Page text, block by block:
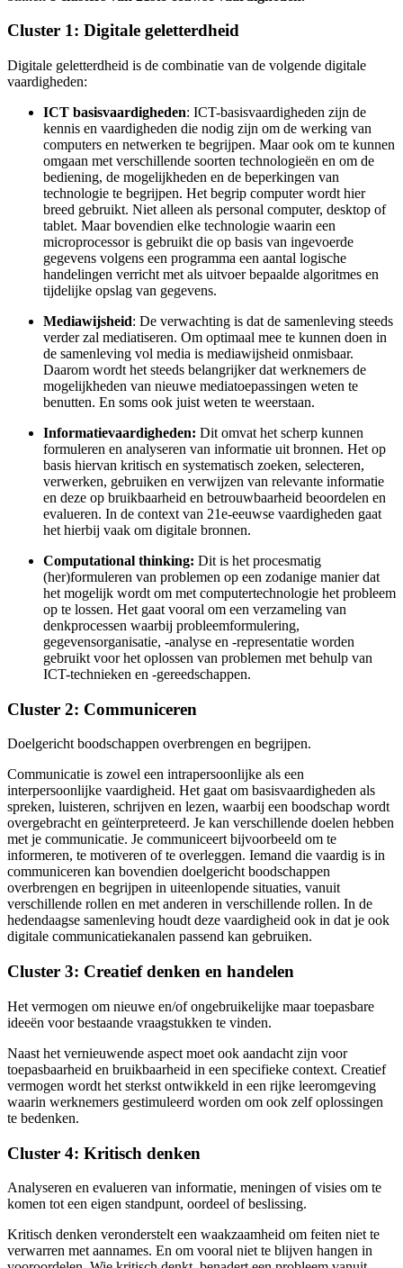
Cluster 1: Digitale geletterdheid
Digitale geletterdheid is de combinatie van de volgende digitale
vaardigheden:
ICT basisvaardigheden: ICT-basisvaardigheden zijn de
kennis en vaardigheden die nodig zijn om de werking van
computers en netwerken te begrijpen. Maar ook om te kunnen
omgaan met verschillende soorten technologieën en om de
bediening, de mogelijkheden en de beperkingen van
technologie te begrijpen. Het begrip computer wordt hier
breed gebruikt. Niet alleen als personal computer, desktop of
tablet. Maar bovendien elke technologie waarin een
microprocessor is gebruikt die op basis van ingevoerde
gegevens volgens een programma een aantal logische
handelingen verricht met als uitvoer bepaalde algoritmes en
tijdelijke opslag van gegevens.
Mediawijsheid: De verwachting is dat de samenleving steeds
verder zal mediatiseren. Om optimaal mee te kunnen doen in
de samenleving vol media is mediawijsheid onmisbaar.
Daarom wordt het steeds belangrijker dat werknemers de
mogelijkheden van nieuwe mediatoepassingen weten te
benutten. En soms ook juist weten te weerstaan.
Informatievaardigheden: Dit omvat het scherp kunnen
formuleren en analyseren van informatie uit bronnen. Het op
basis hiervan kritisch en systematisch zoeken, selecteren,
verwerken, gebruiken en verwijzen van relevante informatie
en deze op bruikbaarheid en betrouwbaarheid beoordelen en
evalueren. In de context van 21e-eeuwse vaardigheden gaat
het hierbij vaak om digitale bronnen.
Computational thinking: Dit is het procesmatig
(her)formuleren van problemen op een zodanige manier dat
het mogelijk wordt om met computertechnologie het probleem
op te lossen. Het gaat vooral om een verzameling van
denkprocessen waarbij probleemformulering,
gegevensorganisatie, -analyse en -representatie worden
gebruikt voor het oplossen van problemen met behulp van
ICT-technieken en -gereedschappen.
Cluster 2: Communiceren
Doelgericht boodschappen overbrengen en begrijpen.
Communicatie is zowel een intrapersoonlijke als een
interpersoonlijke vaardigheid. Het gaat om basisvaardigheden als
spreken, luisteren, schrijven en lezen, waarbij een boodschap wordt
overgebracht en geïnterpreteerd. Je kan verschillende doelen hebben
met je communicatie. Je communiceert bijvoorbeeld om te
informeren, te motiveren of te overleggen. Iemand die vaardig is in
communiceren kan bovendien doelgericht boodschappen
overbrengen en begrijpen in uiteenlopende situaties, vanuit
verschillende rollen en met anderen in verschillende rollen. In de
hedendaagse samenleving houdt deze vaardigheid ook in dat je ook
digitale communicatiekanalen passend kan gebruiken.
Cluster 3: Creatief denken en handelen
Het vermogen om nieuwe en/of ongebruikelijke maar toepasbare
ideeën voor bestaande vraagstukken te vinden.
Naast het vernieuwende aspect moet ook aandacht zijn voor
toepasbaarheid en bruikbaarheid in een specifieke context. Creatief
vermogen wordt het sterkst ontwikkeld in een rijke leeromgeving
waarin werknemers gestimuleerd worden om ook zelf oplossingen
te bedenken.
Cluster 4: Kritisch denken
Analyseren en evalueren van informatie, meningen of visies om te
komen tot een eigen standpunt, oordeel of beslissing.
Kritisch denken veronderstelt een waakzaamheid om feiten niet te
verwarren met aannames. En om vooral niet te blijven hangen in